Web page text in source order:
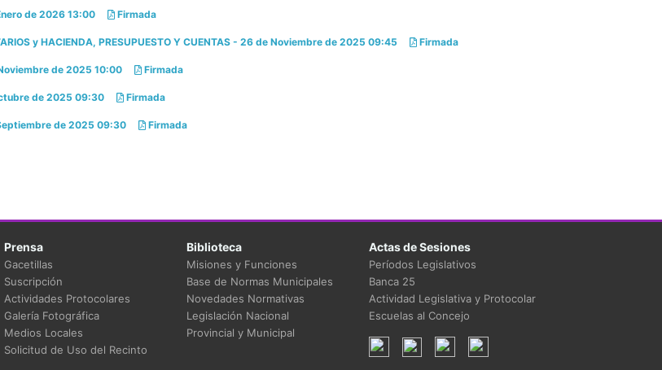
de 2026 13:00 Firmada
y HACIENDA, PRESUPUESTO Y CUENTAS - 26 de Noviembre de 2025 09:45 Firmada
Noviembre de 2025 10:00 Firmada
de 2025 09:30 Firmada
Septiembre de 2025 09:30 Firmada
Prensa
Gacetillas
Suscripción
Actividades Protocolares
Galería Fotográfica
Medios Locales
Solicitud de Uso del Recinto
Biblioteca
Misiones y Funciones
Base de Normas Municipales
Novedades Normativas
Legislación Nacional
Provincial y Municipal
Actas de Sesiones
Períodos Legislativos
Banca 25
Actividad Legislativa y Protocolar
Escuelas al Concejo